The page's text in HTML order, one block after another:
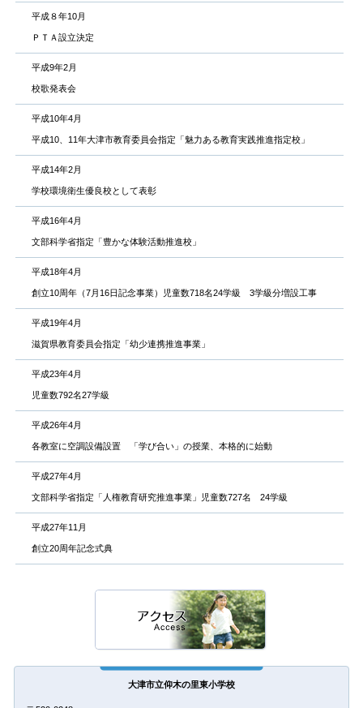
平成８年10月
ＰＴＡ設立決定
平成9年2月
校歌発表会
平成10年4月
平成10、11年大津市教育委員会指定「魅力ある教育実践推進指定校」
平成14年2月
学校環境衛生優良校として表彰
平成16年4月
文部科学省指定「豊かな体験活動推進校」
平成18年4月
創立10周年（7月16日記念事業）児童数718名24学級 3学級分増設工事
平成19年4月
滋賀県教育委員会指定「幼少連携推進事業」
平成23年4月
児童数792名27学級
平成26年4月
各教室に空調設備設置 「学び合い」の授業、本格的に始動
平成27年4月
文部科学省指定「人権教育研究推進事業」児童数727名 24学級
平成27年11月
創立20周年記念式典
大津市立仰木の里東小学校